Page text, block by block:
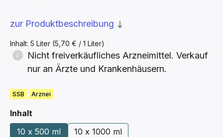
Inhalt: 5 Liter (5,70 € / 1 Liter)
Nicht freiverkäufliches Arzneimittel. Verkauf
nur an Ärzte und Krankenhäusern.
SSB Arznei
zur Produktbeschreibung
Inhalt
10 x 500 ml
10 x 1000 ml